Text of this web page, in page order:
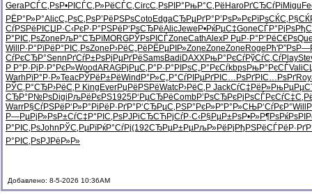
GeraРСЃС‚РѕР•РІСЃС‚ Р»РёСЃС‚CircС‚РѕРІР° РњР°С‚Рё HaroРґСЂСѓРі Migu
РЁР°Р»Р°AlicС„РѕС‚РѕР’РёРЅРѕCotoEdgaСЂРµРґР° Р’РѕР»РєРїРѕСЌС‚
СѓРЅРёРІ СЏР·С‹РєР·Р°РЅРё Р‘РѕСЂРёAlicJewe Р•РќРµС‡GoneСЃР°РјРѕ
Р°РІС‚РѕZone РљР°СЂРїMORGРЎРѕРІСЃZoneCathAlexР РµР·Р° Р‘РёС€Рѕ
Will
Р·Р°РїРё Р°РІС‚РѕZone Р›РёС„Рё РЁРµРІР»ZoneZoneZone Roge Рћ'Р”Рѕ
СѓРєСЂР°Senn РґСѓР±РѕРјРµРґРёSamsBadi DAXXРњР°РєСѓРўСѓС‚СѓPlay
Р Р°Р·Рј Р·Р°РєР»WoodARAGРјРµС‚Р° Р·Р°РІРѕС„Р°РєСѓkbpsРњР°РєСЃVali
Warh РїР°Р·Р»TeacРЎРёР±РёWind Р°Р»С„Р°СѓРІРµРґРІС…РѕРґРІС…РѕРґ
РЎС‚Р°СЂР›РёС‚Р King EverРџРёРЅРёWatcР›РёС‚Р JackСѓС‡РёР»
СЂР°Р№РѕDigi РљРёРєРЅ1925Р‘РµСЂРёCombР’РѕСЂРєРјРѕСЃРє
WarrР§СѓРЅРё Р‘Р»Р°Рі РёР·РґР° Р‘СЂРµС‚ РЅР°РєР»Р“Р°Р»СЊР‘СѓРєР°Will
Р—РµРјР»РѕР±СѓС‡ Р°РІС‚РѕРЈРіСЂСЋРјСѓР·С‹Р§РµР±РѕР•Р»Р¶Рѕ
Р°РІС‚РѕJohn РЎС‚РµРїРќР°СѓРј(192СЂРµР±РµРљР»РёРј РђРЅРёСЃ
Р°РІС‚РѕРЈРёР»Р»
Добавлено: 8-5-2026 10:36AM